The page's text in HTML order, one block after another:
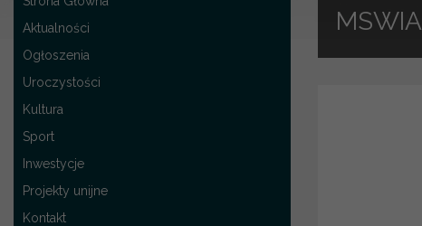
Aktualności
Ogłoszenia
Uroczystości
Kultura
Sport
Inwestycje
Projekty unijne
Kontakt
MSWIA